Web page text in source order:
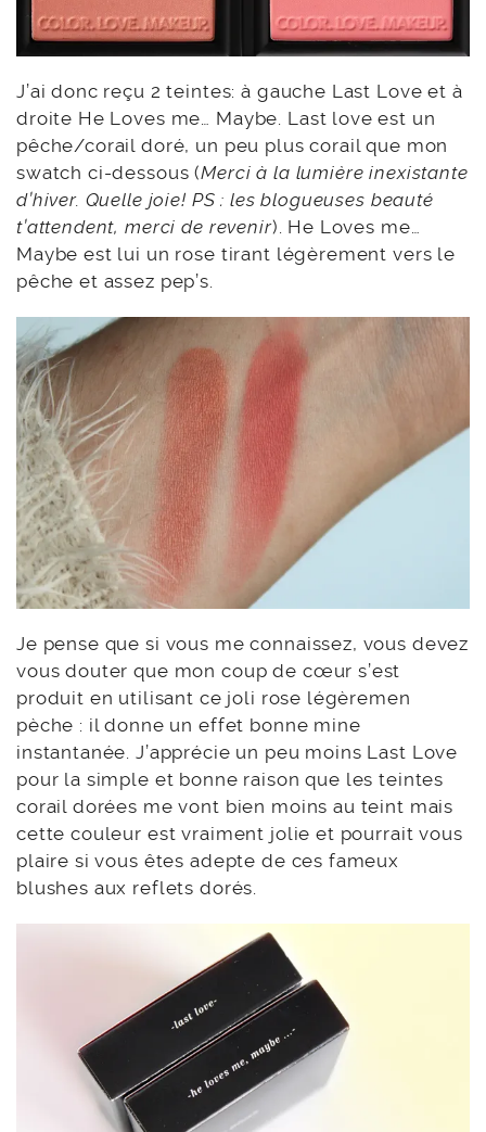
J’ai donc reçu 2 teintes: à gauche Last Love et à
droite He Loves me… Maybe. Last love est un
pêche/corail doré, un peu plus corail que mon
swatch ci-dessous (Merci à la lumière inexistante
d’hiver. Quelle joie! PS : les blogueuses beauté
t’attendent, merci de revenir). He Loves me…
Maybe est lui un rose tirant légèrement vers le
pêche et assez pep’s.
Je pense que si vous me connaissez, vous devez
vous douter que mon coup de cœur s’est
produit en utilisant ce joli rose légèremen
pèche : il donne un effet bonne mine
instantanée. J’apprécie un peu moins Last Love
pour la simple et bonne raison que les teintes
corail dorées me vont bien moins au teint mais
cette couleur est vraiment jolie et pourrait vous
plaire si vous êtes adepte de ces fameux
blushes aux reflets dorés.